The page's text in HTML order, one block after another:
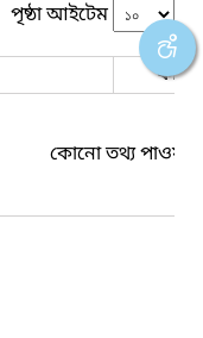
পৃষ্ঠা আইটেম
ফাইল
কোনো তথ্য পাওয়া